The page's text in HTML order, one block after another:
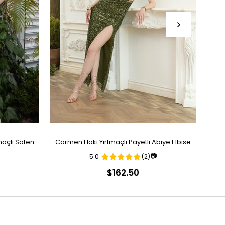
Saten Carmen Haki Yırtmaçlı Payetli Abiye Elbise
5.0 (2)📷
$162.50